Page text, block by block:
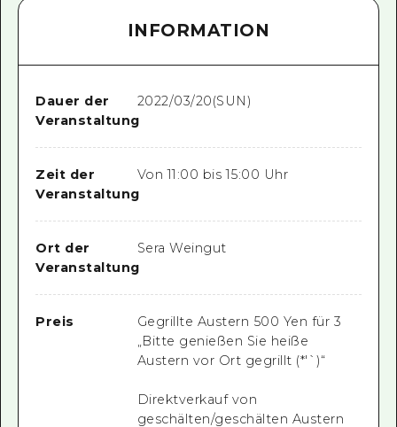
INFORMATION
Dauer der
Veranstaltung
2022/03/20(SUN)
Zeit der
Veranstaltung
Von 11:00 bis 15:00 Uhr
Ort der
Veranstaltung
Sera Weingut
Preis
Gegrillte Austern 500 Yen für 3
„Bitte genießen Sie heiße
Austern vor Ort gegrillt (*'`)“
Direktverkauf von
geschälten/geschälten Austern